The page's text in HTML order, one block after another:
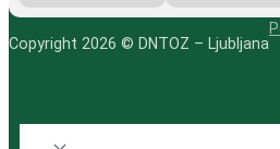
Copyright 2026 © DNTOZ – Ljubljana